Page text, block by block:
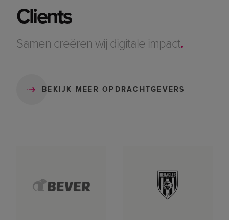
Clients
Samen creëren wij digitale impact.
BEKIJK MEER OPDRACHTGEVERS